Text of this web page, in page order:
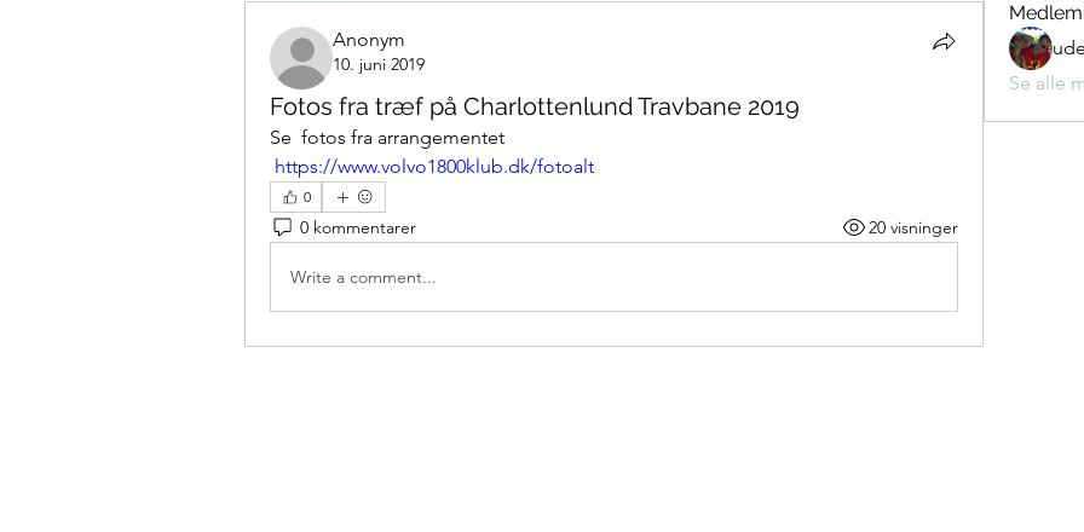
Anonym
10. juni 2019
Fotos fra træf på Charlottenlund Travbane 2019
Se  fotos fra arrangementet
https://www.volvo1800klub.dk/fotoalt
0
0 kommentarer 20 visninger
Write a comment...
Se alle